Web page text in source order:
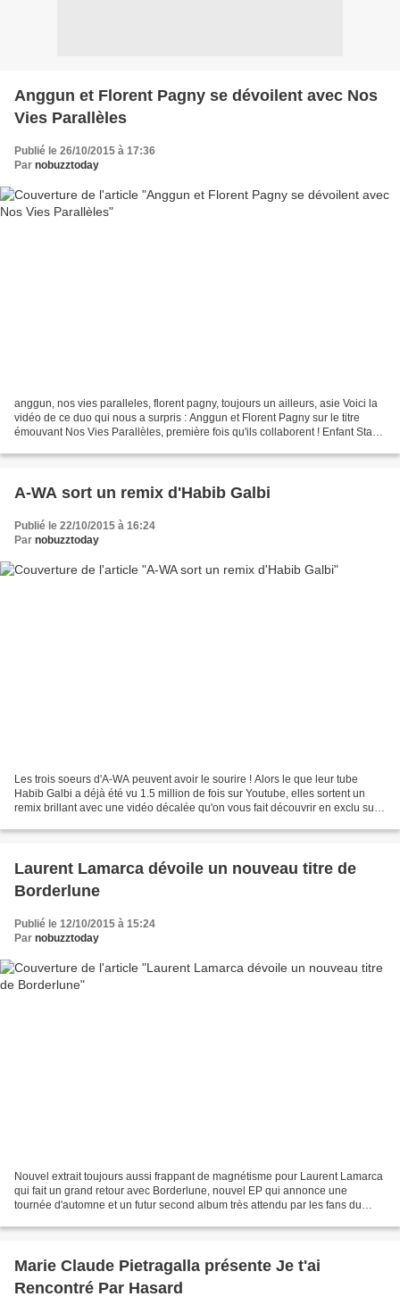
Anggun et Florent Pagny se dévoilent avec Nos
Vies Parallèles
Publié le 26/10/2015 à 17:36
Par nobuzztoday
anggun, nos vies paralleles, florent pagny, toujours un ailleurs, asie Voici la
vidéo de ce duo qui nous a surpris : Anggun et Florent Pagny sur le titre
émouvant Nos Vies Parallèles, première fois qu'ils collaborent ! Enfant Star
A-WA sort un remix d'Habib Galbi
Publié le 22/10/2015 à 16:24
Par nobuzztoday
Les trois soeurs d'A-WA peuvent avoir le sourire ! Alors le que leur tube
Habib Galbi a déjà été vu 1.5 million de fois sur Youtube, elles sortent un
remix brillant avec une vidéo décalée qu'on vous fait découvrir en exclu sur
Laurent Lamarca dévoile un nouveau titre de
Borderlune
Publié le 12/10/2015 à 15:24
Par nobuzztoday
Nouvel extrait toujours aussi frappant de magnétisme pour Laurent Lamarca
qui fait un grand retour avec Borderlune, nouvel EP qui annonce une
tournée d'automne et un futur second album très attendu par les fans du
Marie Claude Pietragalla présente Je t'ai
Rencontré Par Hasard